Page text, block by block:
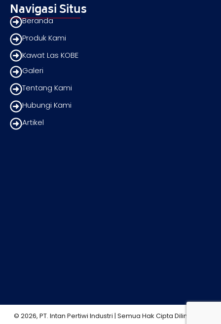
Navigasi Situs
Beranda
Produk Kami
Kawat Las KOBE
Galeri
Tentang Kami
Hubungi Kami
Artikel
© 2026, PT. Intan Pertiwi Industri | Semua Hak Cipta Dilindungi.